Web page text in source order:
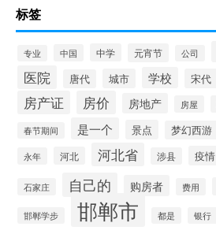
标签
专业 中国 中学 元宵节 公司
医院 唐代 城市 学校 宋代
房产证 房价 房地产 房屋
春节期间 是一个 景点 梦幻西游
永年 河北 河北省 涉县 疫情
石家庄 自己的 购房者 费用
邯郸学步 邯郸市 都是 银行